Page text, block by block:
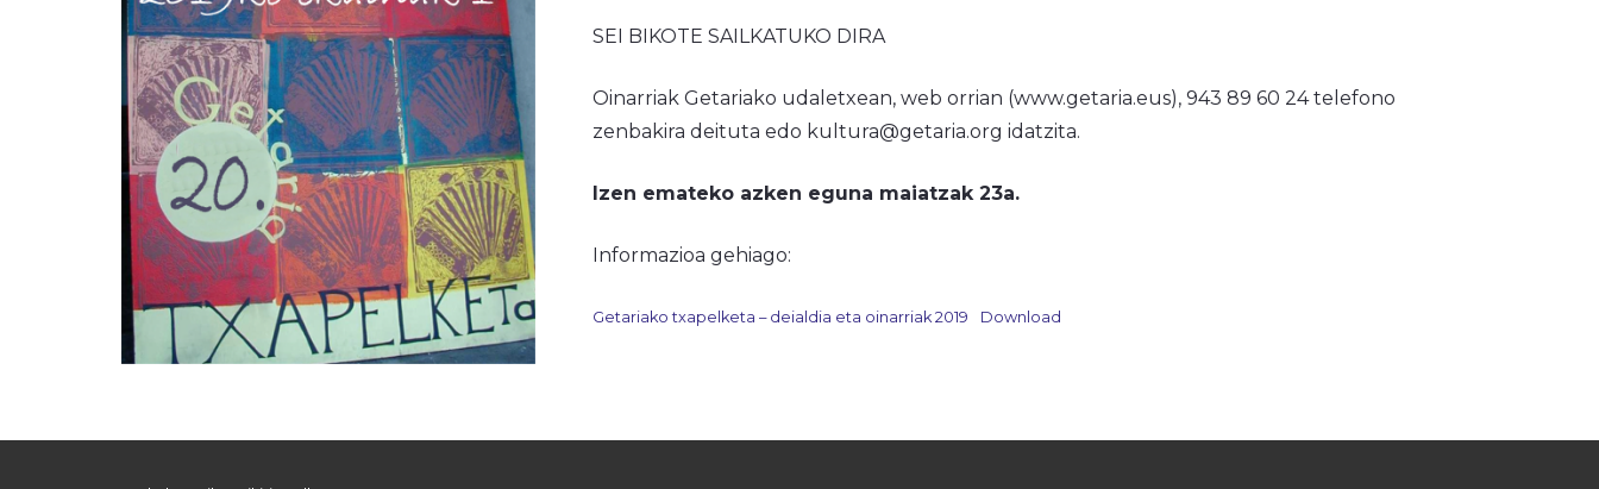
SEI BIKOTE SAILKATUKO DIRA
Oinarriak Getariako udaletxean, web orrian (www.getaria.eus), 943 89 60 24 telefono
zenbakira deituta edo kultura@getaria.org idatzita.
Izen emateko azken eguna maiatzak 23a.
Informazioa gehiago:
Getariako txapelketa – deialdia eta oinarriak 2019 Download